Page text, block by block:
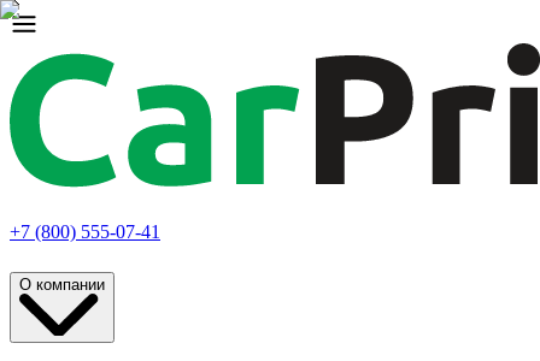
+7 (800) 555-07-41
О компании